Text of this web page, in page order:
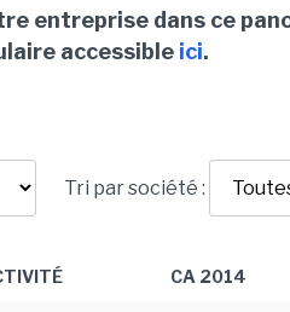
entreprise dans ce
accessible ici.
Tri par société :
CA 2014